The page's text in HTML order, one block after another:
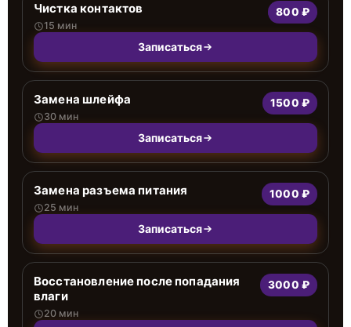
Чистка контактов
15 мин
800 ₽
Записаться
Замена шлейфа
30 мин
1500 ₽
Записаться
Замена разъема питания
25 мин
1000 ₽
Записаться
Восстановление после попадания
влаги
20 мин
3000 ₽